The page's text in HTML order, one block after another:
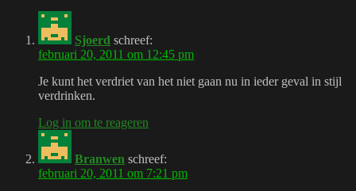
Sjoerd schreef:
februari 20, 2011 om 12:45 pm
Je kunt het verdriet van het niet gaan nu in ieder geval in stijl
verdrinken.
Log in om te reageren
Branwen schreef:
februari 20, 2011 om 7:21 pm